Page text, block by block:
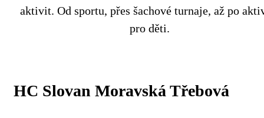
aktivit. Od sportu, přes šachové turnaje, až po
pro děti.
HC Slovan Moravská Třebová